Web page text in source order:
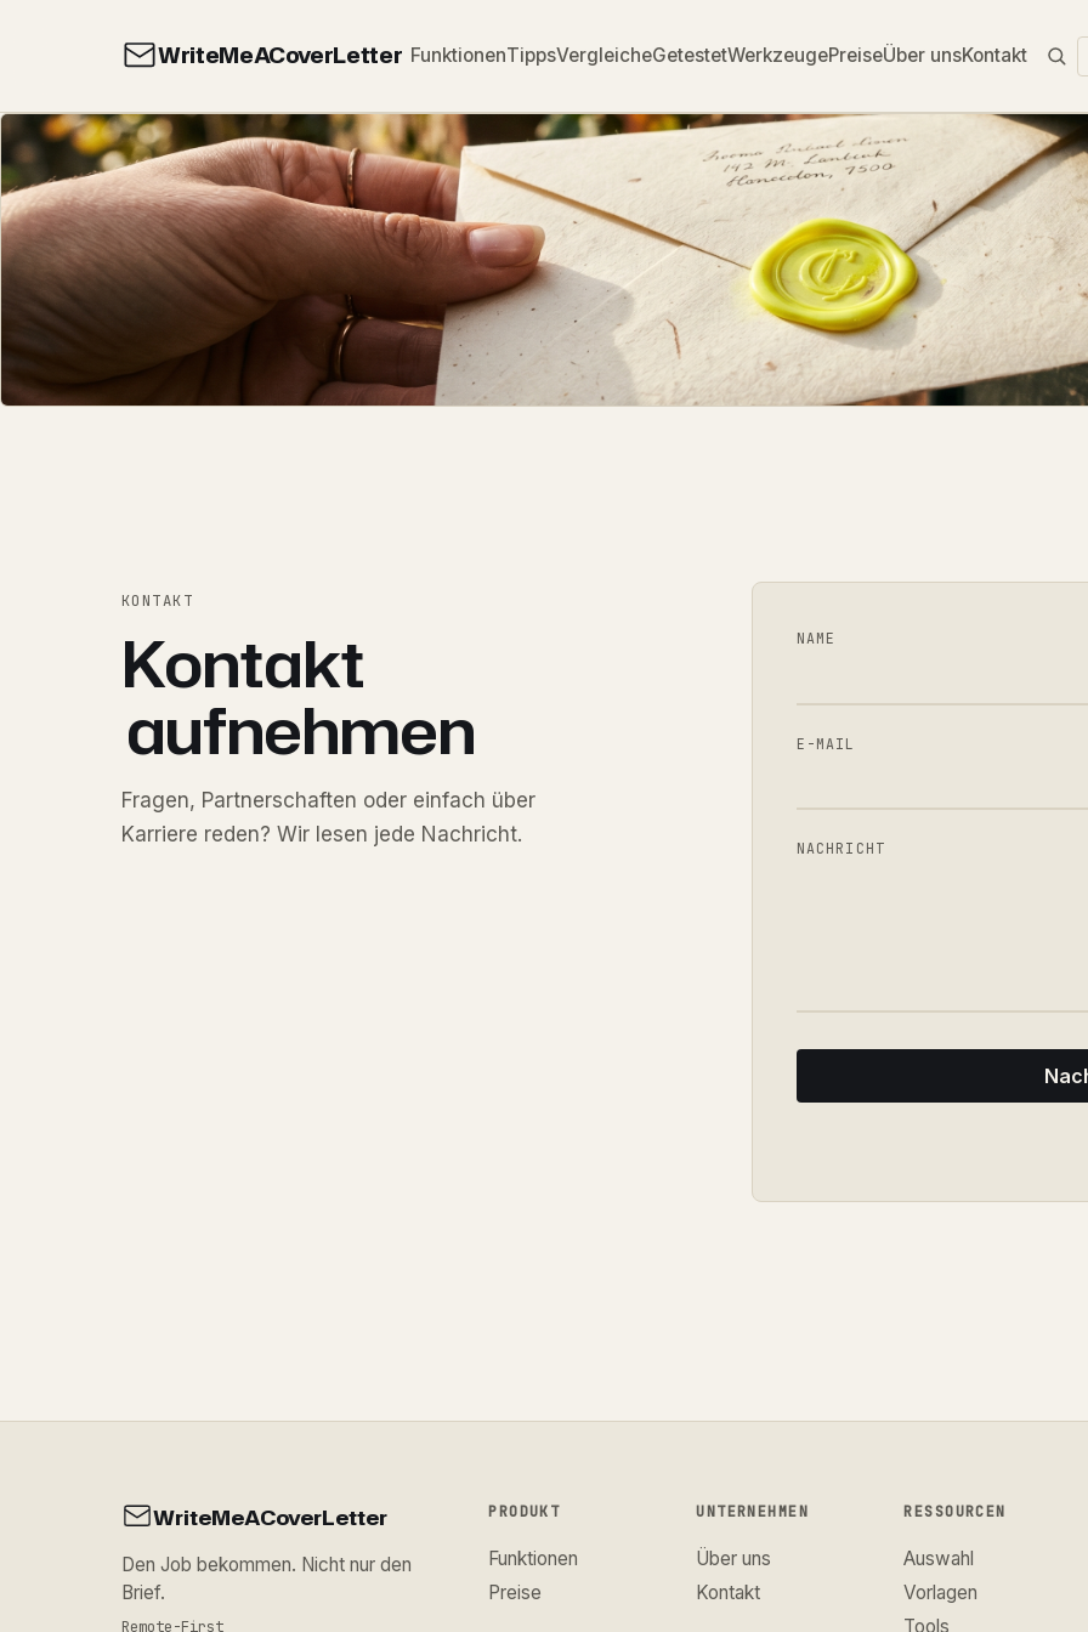
WriteMeACoverLetter FunktionenTippsVergleicheGetestetWerkzeugePreiseÜber unsKontakt
KONTAKT
Kontakt
aufnehmen
Fragen, Partnerschaften oder einfach über
Karriere reden? Wir lesen jede Nachricht.
NAME
E-MAIL
NACHRICHT
WriteMeACoverLetter
Den Job bekommen. Nicht nur den
Brief.
Remote-First
PRODUKT
Funktionen
Preise
UNTERNEHMEN
Über uns
Kontakt
RESSOURCEN
Auswahl
Vorlagen
Tools